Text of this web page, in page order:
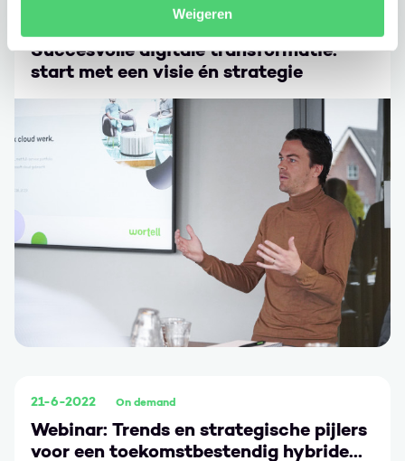
Weigeren
Succesvolle digitale transformatie:
start met een visie én strategie
Ga naar Succesvolle digitale transformatie: start met
21-6-2022 On demand
Webinar: Trends en strategische pijlers
voor een toekomstbestendig hybride